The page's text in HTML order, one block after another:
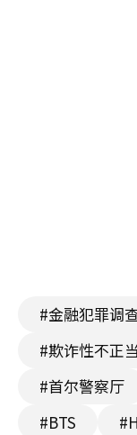
#金融犯罪调
#欺诈性不正
#首尔警察厅
#BTS